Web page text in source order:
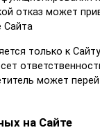
отказ может
Сайта
только к
может
на Сайте